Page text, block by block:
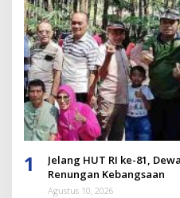
1
Jelang HUT RI ke-81,
Renungan Kebangsaan
Agustus 10, 2026